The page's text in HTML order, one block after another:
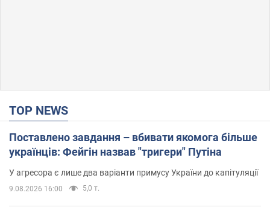
TOP NEWS
Поставлено завдання – вбивати якомога більше
українців: Фейгін назвав "тригери" Путіна
У агресора є лише два варіанти примусу України до капітуляції
9.08.2026 16:00 5,0 т.